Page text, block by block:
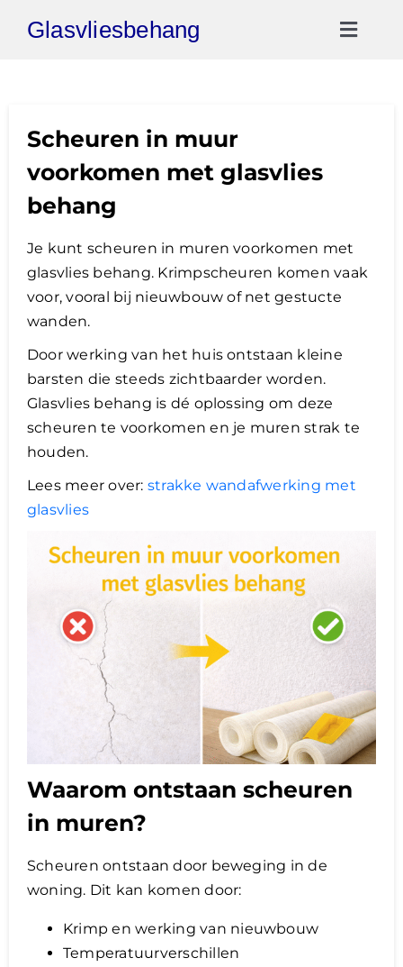
naarGlasvliesbehang
Video Reviews
030-2072303
Scheuren in muur
voorkomen met glasvlies
behang
Je kunt scheuren in muren voorkomen met
glasvlies behang. Krimpscheuren komen vaak
voor, vooral bij nieuwbouw of net gestucte
wanden.
Door werking van het huis ontstaan kleine
barsten die steeds zichtbaarder worden.
Glasvlies behang is dé oplossing om deze
scheuren te voorkomen en je muren strak te
houden.
Lees meer over: strakke wandafwerking met
glasvlies
Waarom ontstaan scheuren
in muren?
Scheuren ontstaan door beweging in de
woning. Dit kan komen door:
Krimp en werking van nieuwbouw
Temperatuurverschillen